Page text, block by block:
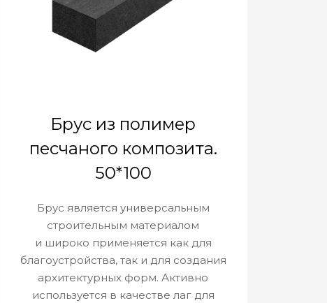
Брус из полимер
песчаного композита.
50*100
Брус является универсальным
строительным материалом
и широко применяется как для
благоустройства, так и для создания
архитектурных форм. Активно
используется в качестве лаг для